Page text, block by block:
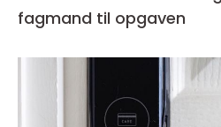
fagmand til opgaven